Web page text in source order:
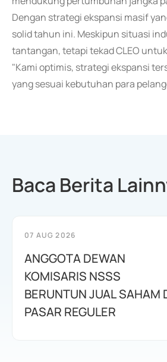
Dengan strategi ekspansi masif
solid tahun ini. Meskipun situasi
tantangan, tetapi tekad CLEO
"Kami optimis, strategi ekspansi
yang sesuai kebutuhan para
Baca Berita
07 AUG 2026
ANGGOTA DEWAN
KOMISARIS NSSS
BERUNTUN JUAL SAHAM
PASAR REGULER